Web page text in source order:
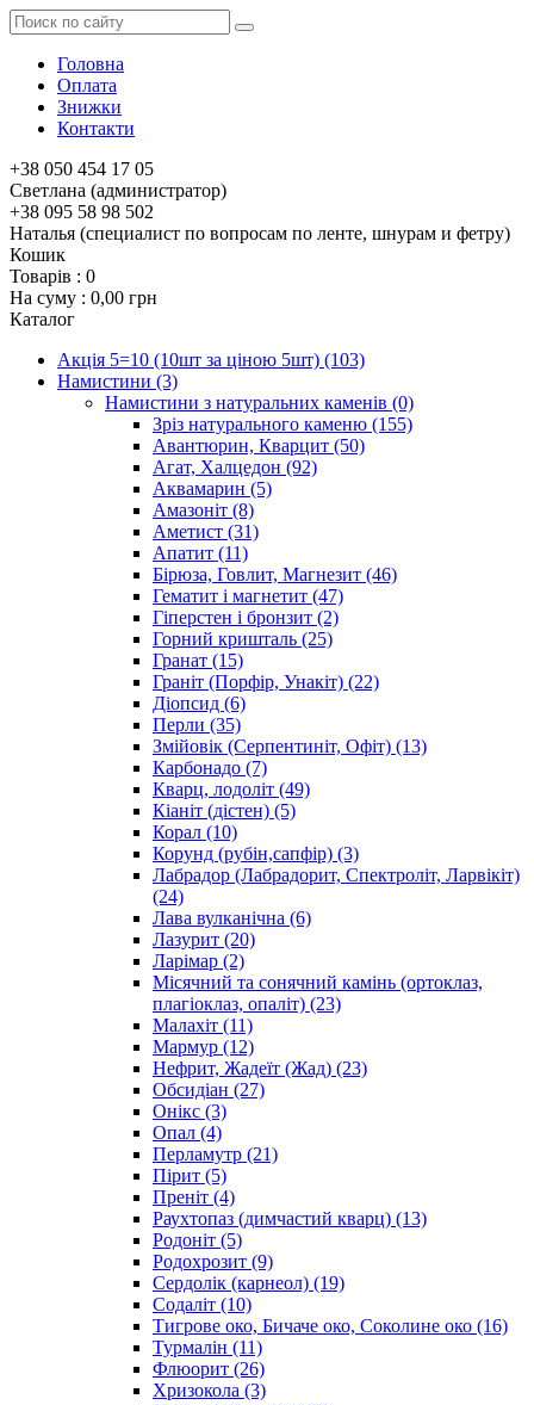
Головна
Оплата
Знижки
Контакти
+38 050 454 17 05
Светлана (администратор)
+38 095 58 98 502
Наталья (специалист по вопросам по ленте, шнурам и фетру)
Кошик
Товарів : 0
На суму : 0,00 грн
Каталог
Акція 5=10 (10шт за ціною 5шт) (103)
Намистини (3)
Намистини з натуральних каменів (0)
Зріз натурального каменю (155)
Авантюрин, Кварцит (50)
Агат, Халцедон (92)
Аквамарин (5)
Амазоніт (8)
Аметист (31)
Апатит (11)
Бірюза, Говлит, Магнезит (46)
Гематит і магнетит (47)
Гіперстен і бронзит (2)
Горний кришталь (25)
Гранат (15)
Граніт (Порфір, Унакіт) (22)
Діопсид (6)
Перли (35)
Змійовік (Серпентиніт, Офіт) (13)
Карбонадо (7)
Кварц, лодоліт (49)
Кіаніт (дістен) (5)
Корал (10)
Корунд (рубін,сапфір) (3)
Лабрадор (Лабрадорит, Спектроліт, Ларвікіт)
(24)
Лава вулканічна (6)
Лазурит (20)
Ларімар (2)
Місячний та сонячний камінь (ортоклаз,
плагіоклаз, опаліт) (23)
Малахіт (11)
Мармур (12)
Нефрит, Жадеїт (Жад) (23)
Обсидіан (27)
Онікс (3)
Опал (4)
Перламутр (21)
Пірит (5)
Преніт (4)
Раухтопаз (димчастий кварц) (13)
Родоніт (5)
Родохрозит (9)
Сердолік (карнеол) (19)
Содаліт (10)
Тигрове око, Бичаче око, Соколине око (16)
Турмалін (11)
Флюорит (26)
Хризокола (3)